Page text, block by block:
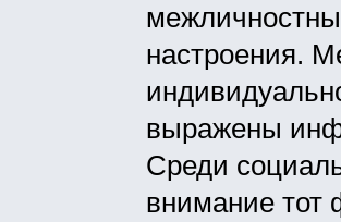
настроения.
выражены
Среди
внимание тот